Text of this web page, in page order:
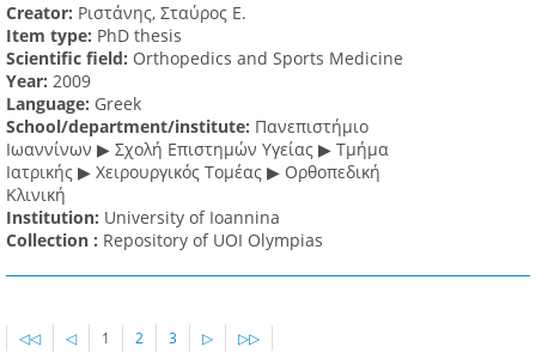
Creator: Ριστάνης, Σταύρος Ε.
Item type: PhD thesis
Scientific field: Orthopedics and Sports Medicine
Υear: 2009
Language: Greek
School/department/institute: Πανεπιστήμιο
Ιωαννίνων ▶ Σχολή Επιστημών Υγείας ▶ Τμήμα
Ιατρικής ▶ Χειρουργικός Τομέας ▶ Ορθοπεδική
Κλινική
Institution: University of Ioannina
Collection : Repository of UOI Olympias
◁◁ ◁ 1 2 3 ▷ ▷▷